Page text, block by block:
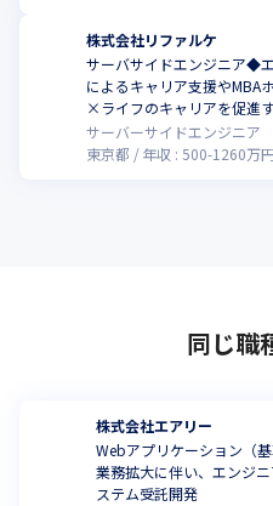
株式会社リファルケ
サーバサイドエンジニア◆
によるキャリア支援やMBA
×ライフのキャリアを促進
サーバーサイドエンジニア
東京都
年収 :500-1260万
同じ職
株式会社エアリー
Webアプリケーション（
業務拡大に伴い、エンジ
ステム受託開発